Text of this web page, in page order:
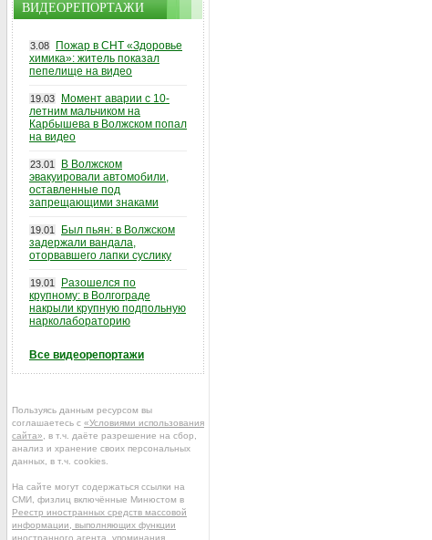
ВИДЕОРЕПОРТАЖИ
3.08
Пожар в СНТ «Здоровье
химика»: житель показал
пепелище на видео
19.03
Момент аварии с 10-
летним мальчиком на
Карбышева в Волжском попал
на видео
23.01
В Волжском
эвакуировали автомобили,
оставленные под
запрещающими знаками
19.01
Был пьян: в Волжском
задержали вандала,
оторвавшего лапки суслику
19.01
Разошелся по
крупному: в Волгограде
накрыли крупную подпольную
нарколабораторию
Все видеорепортажи
Пользуясь данным ресурсом вы
соглашаетесь с «Условиями использования
сайта» , в т.ч. даёте разрешение на сбор,
анализ и хранение своих персональных
данных, в т.ч. cookies.
На сайте могут содержаться ссылки на
СМИ, физлиц включённые Минюстом в
Реестр иностранных средств массовой
информации, выполняющих функции
иностранного агента , упоминания